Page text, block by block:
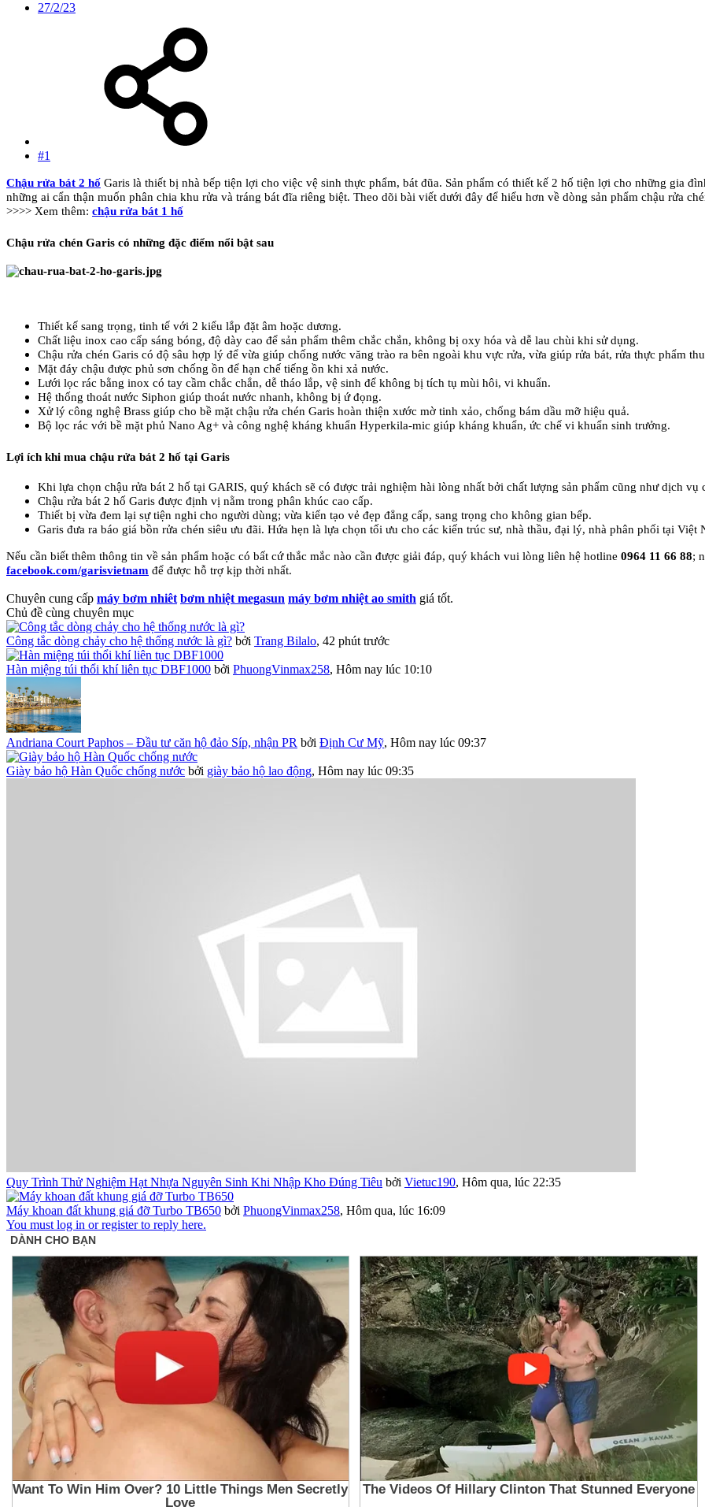
27/2/23
#1
Chậu rửa bát 2 hố Garis là thiết bị nhà bếp tiện lợi cho việc vệ sinh thực phẩm, bát đũa. Sản phẩm có thiết kế 2 hố tiện lợi cho những gia
những ai cẩn thận muốn phân chia khu rửa và tráng bát đĩa riêng biệt. Theo dõi bài viết dưới đây để hiểu hơn về dòng sản phẩm chậu rửa
>>>> Xem thêm: chậu rửa bát 1 hố
Chậu rửa chén Garis có những đặc điểm nổi bật sau
Thiết kế sang trọng, tinh tế với 2 kiểu lắp đặt âm hoặc dương.
Chất liệu inox cao cấp sáng bóng, độ dày cao để sản phẩm thêm chắc chắn, không bị oxy hóa và dễ lau chùi khi sử dụng.
Chậu rửa chén Garis có độ sâu hợp lý để vừa giúp chống nước văng trào ra bên ngoài khu vực rửa, vừa giúp rửa bát, rửa thực phẩm
Mặt đáy chậu được phủ sơn chống ồn để hạn chế tiếng ồn khi xả nước.
Lưới lọc rác bằng inox có tay cầm chắc chắn, dễ tháo lắp, vệ sinh để không bị tích tụ mùi hôi, vi khuẩn.
Hệ thống thoát nước Siphon giúp thoát nước nhanh, không bị ứ đọng.
Xử lý công nghệ Brass giúp cho bề mặt chậu rửa chén Garis hoàn thiện xước mờ tinh xảo, chống bám dầu mỡ hiệu quả.
Bộ lọc rác với bề mặt phủ Nano Ag+ và công nghệ kháng khuẩn Hyperkila-mic giúp kháng khuẩn, ức chế vi khuẩn sinh trưởng.
Lợi ích khi mua chậu rửa bát 2 hố tại Garis
Khi lựa chọn chậu rửa bát 2 hố tại GARIS, quý khách sẽ có được trải nghiệm hài lòng nhất bởi chất lượng sản phẩm cũng như dịch vụ
Chậu rửa bát 2 hố Garis được định vị nằm trong phân khúc cao cấp.
Thiết bị vừa đem lại sự tiện nghi cho người dùng; vừa kiến tạo vẻ đẹp đẳng cấp, sang trọng cho không gian bếp.
Garis đưa ra báo giá bồn rửa chén siêu ưu đãi. Hứa hẹn là lựa chọn tối ưu cho các kiến trúc sư, nhà thầu, đại lý, nhà phân phối tại Việt
Nếu cần biết thêm thông tin về sản phẩm hoặc có bất cứ thắc mắc nào cần được giải đáp, quý khách vui lòng liên hệ hotline 0964 11 66 88;
facebook.com/garisvietnam để được hỗ trợ kịp thời nhất.
Chuyên cung cấp máy bơm nhiêt bơm nhiệt megasun máy bơm nhiệt ao smith giá tốt.
Chủ đề cùng chuyên mục
Công tắc dòng chảy cho hệ thống nước là gì? bởi Trang Bilalo, 42 phút trước
Hàn miệng túi thổi khí liên tục DBF1000 bởi PhuongVinmax258, Hôm nay lúc 10:10
Andriana Court Paphos – Đầu tư căn hộ đảo Síp, nhận PR bởi Định Cư Mỹ, Hôm nay lúc 09:37
Giày bảo hộ Hàn Quốc chống nước bởi giày bảo hộ lao động, Hôm nay lúc 09:35
Quy Trình Thử Nghiệm Hạt Nhựa Nguyên Sinh Khi Nhập Kho Đúng Tiêu bởi Vietuc190, Hôm qua, lúc 22:35
Máy khoan đất khung giá đỡ Turbo TB650 bởi PhuongVinmax258, Hôm qua, lúc 16:09
You must log in or register to reply here.